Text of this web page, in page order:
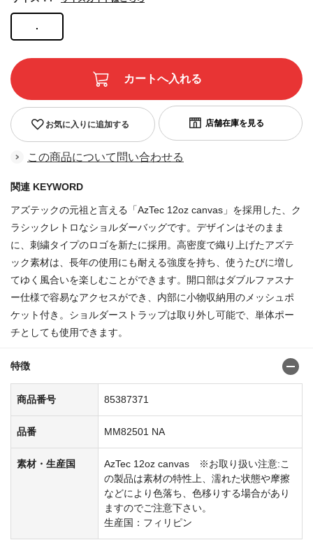
.
お気に入りに追加する
この商品について問い合わせる
関連 KEYWORD
アズテックの元祖と言える「AzTec 12oz canvas」を採用した、ク
ラシックレトロなショルダーバッグです。デザインはそのまま
に、刺繍タイプのロゴを新たに採用。高密度で織り上げたアズテ
ック素材は、長年の使用にも耐える強度を持ち、使うたびに増し
てゆく風合いを楽しむことができます。開口部はダブルファスナ
ー仕様で容易なアクセスができ、内部に小物収納用のメッシュポ
ケット付き。ショルダーストラップは取り外し可能で、単体ポー
チとしても使用できます。
特徴
商品番号 85387371
品番 MM82501 NA
素材・生産国
AzTec 12oz canvas ※お取り扱い注意:こ
の製品は素材の特性上、濡れた状態や摩擦
などにより色落ち、色移りする場合があり
ますのでご注意下さい。
生産国：フィリピン